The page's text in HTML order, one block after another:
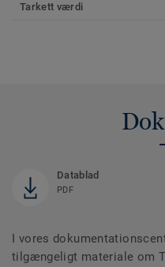
Tarkett værdi
Datablad
PDF
I vores
tilgængeligt materiale om